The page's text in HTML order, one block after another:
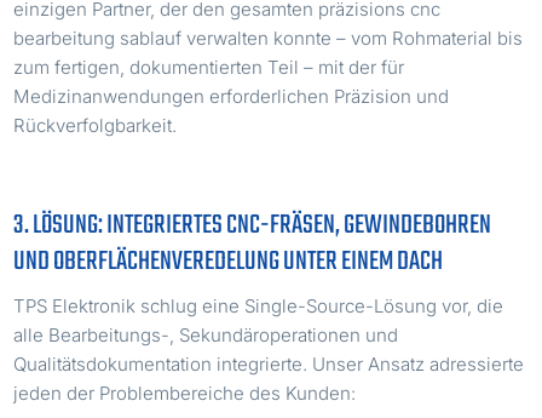
einzigen Partner, der den gesamten präzisions cnc
bearbeitung sablauf verwalten konnte – vom Rohmaterial bis
zum fertigen, dokumentierten Teil – mit der für
Medizinanwendungen erforderlichen Präzision und
Rückverfolgbarkeit.
3. LÖSUNG: INTEGRIERTES CNC-FRÄSEN, GEWINDEBOHREN
UND OBERFLÄCHENVEREDELUNG UNTER EINEM DACH
TPS Elektronik schlug eine Single-Source-Lösung vor, die
alle Bearbeitungs-, Sekundäroperationen und
Qualitätsdokumentation integrierte. Unser Ansatz adressierte
jeden der Problembereiche des Kunden: